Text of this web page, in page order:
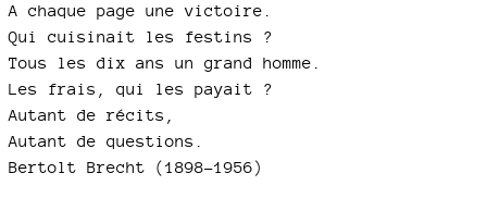
A chaque page une victoire.
Qui cuisinait les festins ?
Tous les dix ans un grand homme.
Les frais, qui les payait ?
Autant de récits,
Autant de questions.
Bertolt Brecht (1898-1956)